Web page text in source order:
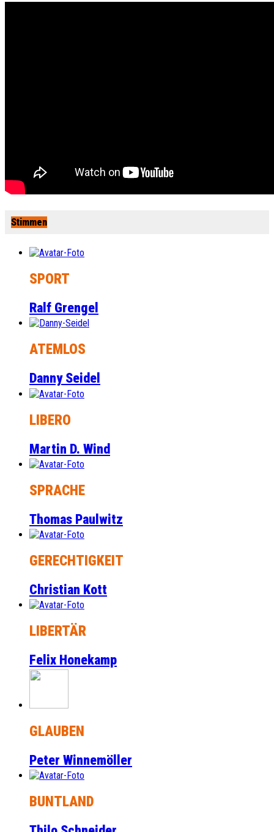
Stimmen
SPORT
Ralf Grengel
ATEMLOS
Danny Seidel
LIBERO
Martin D. Wind
SPRACHE
Thomas Paulwitz
GERECHTIGKEIT
Christian Kott
LIBERTÄR
Felix Honekamp
GLAUBEN
Peter Winnemöller
BUNTLAND